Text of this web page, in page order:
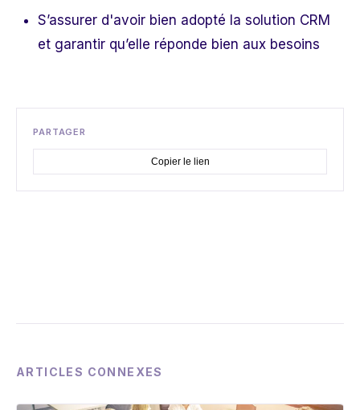
S’assurer d'avoir bien adopté la solution CRM
et garantir qu’elle réponde bien aux besoins
PARTAGER
Copier le lien
ARTICLES CONNEXES